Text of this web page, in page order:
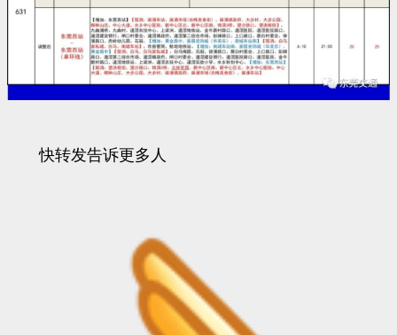
快转发告诉更多人